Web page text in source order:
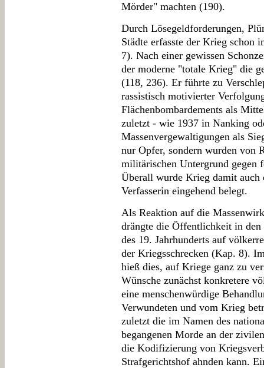
Mörder" machten (190).
Durch Lösegeldforderungen,
Städte erfasste der Krieg
7). Nach einer gewissen
der moderne "totale Krieg" die
(118, 236). Er führte zu
rassistisch motivierter
Flächenbombardements als
zuletzt - wie 1937 in Nanking
Massenvergewaltigungen als
nur Opfer, sondern wurden von
militärischen Untergrund gegen
Überall wurde Krieg damit auch
Verfasserin eingehend belegt.
Als Reaktion auf die
drängte die Öffentlichkeit in
des 19. Jahrhunderts auf
der Kriegsschrecken (Kap. 8).
hieß dies, auf Kriege ganz zu
Wünsche zunächst konkretere
eine menschenwürdige
Verwundeten und vom Krieg
zuletzt die im Namen des
begangenen Morde an der
die Kodifizierung von
Strafgerichtshof ahnden kann.